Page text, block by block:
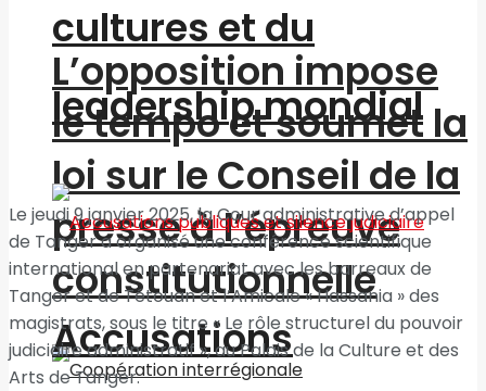
L’opposition impose
le tempo et soumet la
loi sur le Conseil de la
presse à l’épreuve
constitutionnelle
cultures et du
leadership mondial
Accusations
Le jeudi 9 janvier 2025, la Cour administrative d’appel
de Tanger a organisé une conférence scientifique
international en partenariat avec les barreaux de
Tanger et de Tétouan et l’Amicale « Hassania » des
magistrats, sous le titre « Le rôle structurel du pouvoir
judiciaire administratif », au Palais de la Culture et des
Arts de Tanger.